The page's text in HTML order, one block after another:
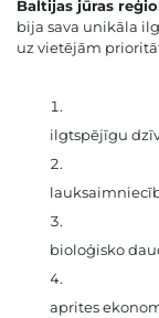
Baltijas jūras
bija sava unikāla
uz vietējām
ilgtspējīgu
bioloģisko
aprites